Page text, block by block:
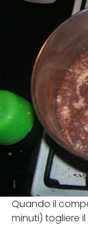
Quando il
minuti) togliere